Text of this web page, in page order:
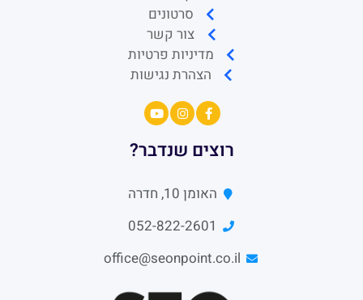
סרטונים
צור קשר
מדיניות פרטיות
הצהרת נגישות
רוצים שנדבר?
האומן 10, חדרה
052-822-2601
office@seonpoint.co.il